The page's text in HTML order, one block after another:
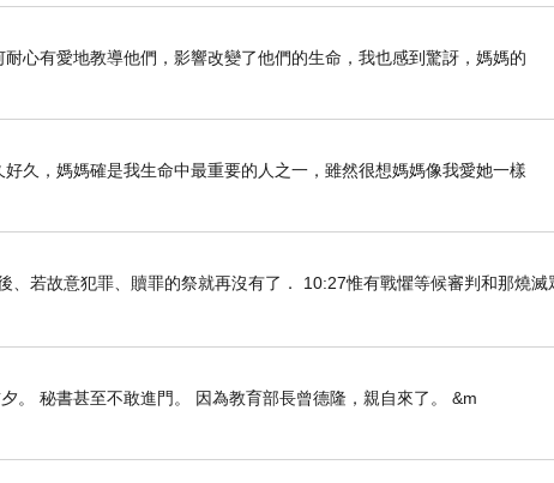
心有愛地教導他們，影響改變了他們的生命，我也感到驚訝，媽媽的
久，媽媽確是我生命中最重要的人之一，雖然很想媽媽像我愛她一樣
若故意犯罪、贖罪的祭就再沒有了． 10:27惟有戰懼等候審判和那燒滅
。 秘書甚至不敢進門。 因為教育部長曾德隆，親自來了。 &m